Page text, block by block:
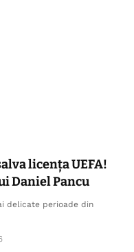
licența UEFA!
Daniel Pancu
delicate perioade din